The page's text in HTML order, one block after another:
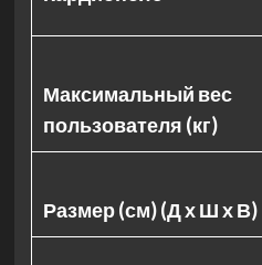
Максимальный вес
пользователя (кг)
Размер (см) (Д х Ш х В)